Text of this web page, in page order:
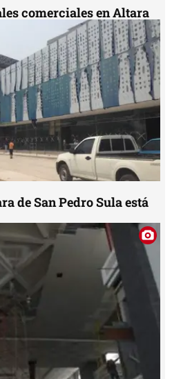
comerciales en Altara
de San Pedro Sula está